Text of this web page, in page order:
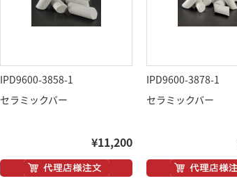
IPD9600-3858-1
セラミックバー
¥11,200
IPD9600-3878-1
セラミックバー